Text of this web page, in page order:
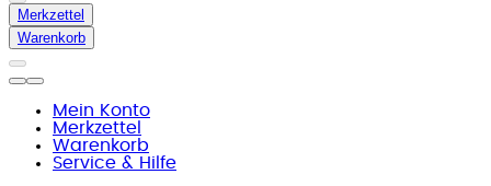
Merkzettel
Warenkorb
Mein Konto
Merkzettel
Warenkorb
Service & Hilfe